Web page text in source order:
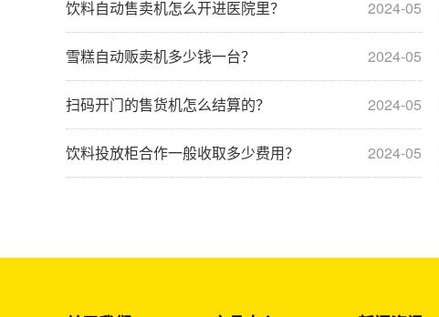
2024-05
饮料自动售卖机怎么开进医院里？
2024-05
雪糕自动贩卖机多少钱一台？
2024-05
扫码开门的售货机怎么结算的？
2024-05
饮料投放柜合作一般收取多少费用？